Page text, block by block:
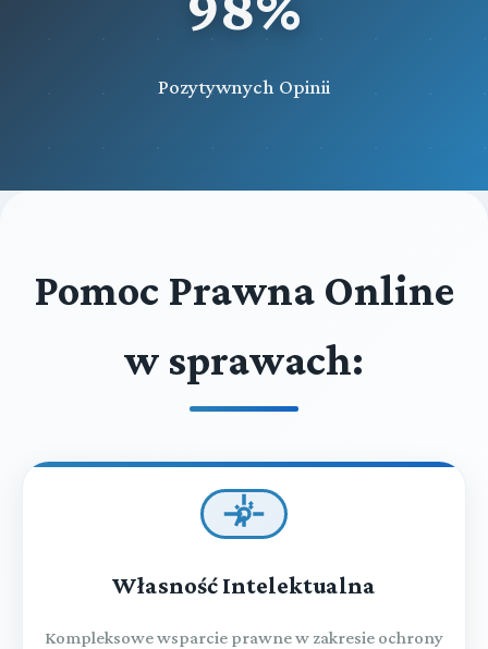
Pozytywnych Opinii
Pomoc Prawna Online
w sprawach:
Własność Intelektualna
Kompleksowe wsparcie prawne w zakresie ochrony